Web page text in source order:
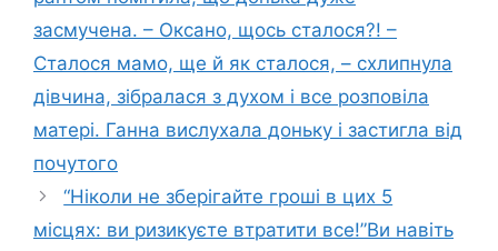
засмучена. – Оксано, щось сталося?! –
Сталося мамо, ще й як сталося, – схлипнула
дівчина, зібралася з духом і все розповіла
матері. Ганна вислухала доньку і застигла від
почутого
“Ніколи не зберігайте гроші в цих 5
місцях: ви ризикуєте втратити все!”Ви навіть